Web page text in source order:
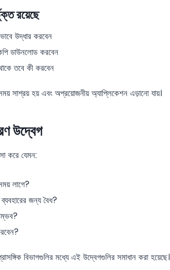
রয়েছে
উদ্ধার করবেন
ডাউনলোড করবেন
তবে কী করবেন
সাশ্রয় হয় এবং অপ্রয়োজনীয় অ্যাপ্লিকেশন এড়ানো যায়।
উদ্বেগ
করে যেমন:
লাগে?
জন্য বৈধ?
বিভাগগুলির মধ্যে এই উদ্বেগগুলির সমাধান করা হয়েছে।